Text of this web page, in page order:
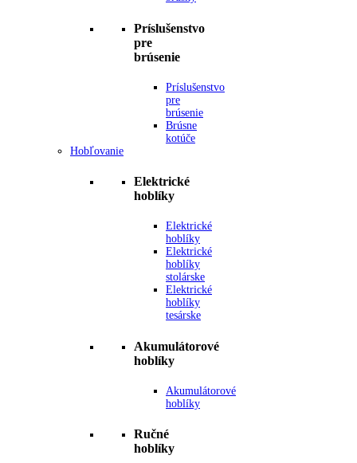
Príslušenstvo
pre
brúsenie
Príslušenstvo
pre
brúsenie
Brúsne
kotúče
Hobľovanie
Elektrické
hoblíky
Elektrické
hoblíky
Elektrické
hoblíky
stolárske
Elektrické
hoblíky
tesárske
Akumulátorové
hoblíky
Akumulátorové
hoblíky
Ručné
hoblíky